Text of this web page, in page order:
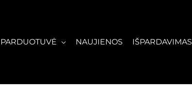
PARDUOTUVĖ NAUJIENOS IŠPARDAVIMAS